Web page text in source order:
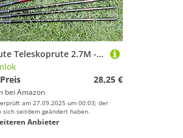
Angelrute Teleskoprute 2.7M - 5.4M Top-Qualität Angelrute Teleskoprute Angelausrüstung Ausrüstung Angeln(3.6m)
28,25 €
bei Amazon
am 27.09.2025 um 00:03; der
sich seitdem geändert haben.
Anbieter